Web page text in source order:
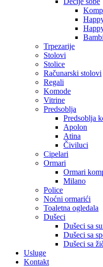
Trpezarije
Stolovi
Stolice
Računarski stolovi
Regali
Komode
Vitrine
Predsoblja
Predsoblja
Apolon
Atina
Čiviluci
Cipelari
Ormari
Ormari
Milano
Police
Noćni ormarići
Toaletna ogledala
Dušeci
Dušeci sa
Dušeci sa
Dušeci sa
Usluge
Kontakt